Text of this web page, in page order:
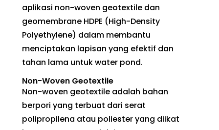
aplikasi non-woven geotextile dan
geomembrane HDPE (High-Density
Polyethylene) dalam membantu
menciptakan lapisan yang efektif dan
tahan lama untuk water pond.
Non-Woven Geotextile
Non-woven geotextile adalah bahan
berpori yang terbuat dari serat
polipropilena atau poliester yang diikat